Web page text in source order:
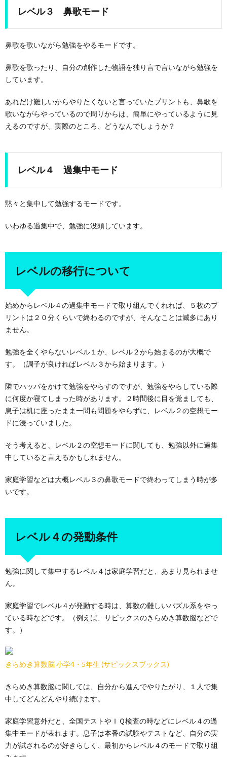
レベル３ 鼻歌モード
鼻歌を歌いながら勉強をやるモードです。
鼻歌を歌ったり、自分の創作した物語を独り言で言いながら勉強を
しています。
あれだけ難しいからやりたくないと言っていたプリントも、鼻歌を
歌いながらやっているので周りからは、簡単にやっているように見
えるのですが、実際のところ、どうなんでしょうか？
レベル４ 過集中モード
黙々と集中して勉強するモードです。
いわゆる過集中で、勉強に没頭しています。
レベルの移行について
始めからレベル４の過集中モードで取り組んでくれれば、５枚のプ
リントは２０分くらいで終わるのですが、そんなことは滅多にあり
ません。
勉強を全くやらないレベル１か、レベル２から始まるのが大概で
す。（調子が良ければレベル３から始まります。）
隣でハッパをかけて勉強をやらすのですが、勉強をやらしている際
に何度か寝てしまった時があります。２時間後に目を覚ましても、
息子は机に座ったまま一問も問題をやらずに、レベル２の空想モー
ドに浸っていました。
そう考えると、レベル２の空想モードに関しても、勉強以外に過集
中していると言えるかもしれません。
家庭学習などは大概レベル３の鼻歌モードで終わってしまう時が多
いです。
レベル４の発動条件
勉強に関して集中するレベル４は家庭学習だと、あまり見られませ
ん。
家庭学習でレベル４が発動する時は、算数の難しいパズル系をやっ
ている時などです。（例えば、サピックスのきらめき算数脳などで
す。）
きらめき算数脳 小学4・5年生 (サピックスブックス)
きらめき算数脳に関しては、自分から進んでやりたがり、１人で集
中してどんどんやり続けます。
家庭学習意外だと、全国テストやＩＱ検査の時などにレベル４の過
集中モードが表れます。息子は本番の試験やテストなど、自分の実
力が試されるのが好きらしく、最初からレベル４のモードで取り組